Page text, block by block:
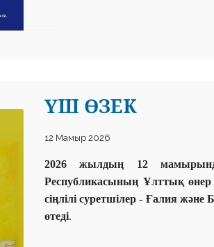
ҮШ ӨЗЕК
12 Мамыр 2026
2026 жылдың 12
Республикасының Ұлттық өнер
сіңлілі суретшілер - Ғалия
өтеді.